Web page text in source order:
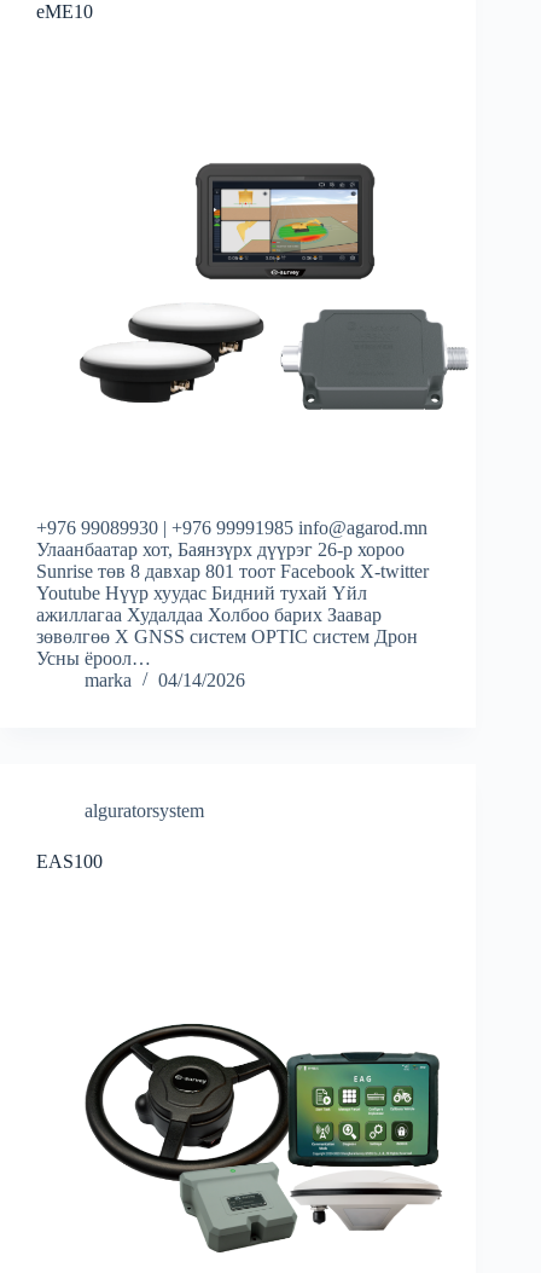
eME10
+976 99089930 | +976 99991985 info@agarod.mn
Улаанбаатар хот, Баянзүрх дүүрэг 26-р хороо
Sunrise төв 8 давхар 801 тоот Facebook X-twitter
Youtube Нүүр хуудас Бидний тухай Үйл
ажиллагаа Худалдаа Холбоо барих Заавар
зөвөлгөө X GNSS систем OPTIC систем Дрон
Усны ёроол…
marka
04/14/2026
alguratorsystem
EAS100